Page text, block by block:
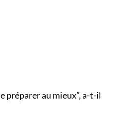
préparer au mieux”, a-t-il